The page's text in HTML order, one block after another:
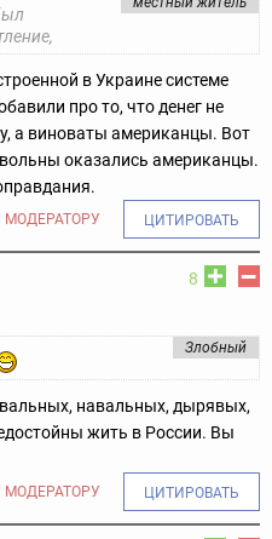
в Украине системе
про то, что денег не
а виноваты американцы. Вот
оказались американцы.
ЦИТИРОВАТЬ
8
Злобный
навальных, дырявых,
жить в России. Вы
ЦИТИРОВАТЬ